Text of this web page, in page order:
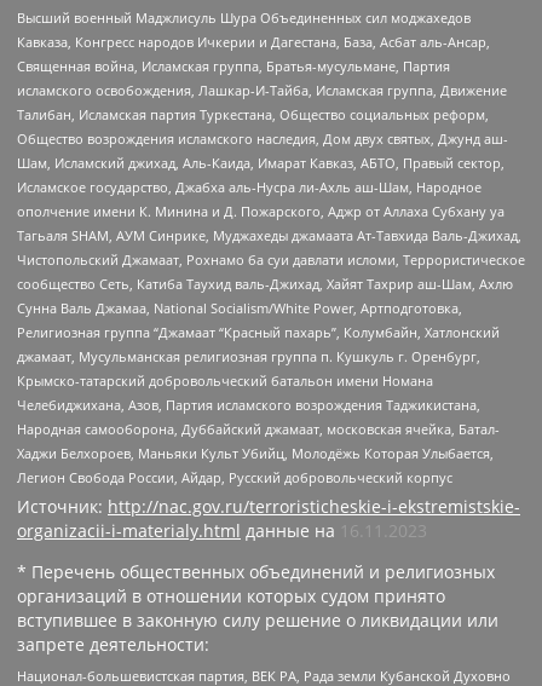
Высший военный Маджлисуль Шура Объединенных сил моджахедов
Кавказа, Конгресс народов Ичкерии и Дагестана, База, Асбат аль-Ансар,
Священная война, Исламская группа, Братья-мусульмане, Партия
исламского освобождения, Лашкар-И-Тайба, Исламская группа, Движение
Талибан, Исламская партия Туркестана, Общество социальных реформ,
Общество возрождения исламского наследия, Дом двух святых, Джунд аш-
Шам, Исламский джихад, Аль-Каида, Имарат Кавказ, АБТО, Правый сектор,
Исламское государство, Джабха аль-Нусра ли-Ахль аш-Шам, Народное
ополчение имени К. Минина и Д. Пожарского, Аджр от Аллаха Субхану уа
Тагьаля SHAM, АУМ Синрике, Муджахеды джамаата Ат-Тавхида Валь-Джихад,
Чистопольский Джамаат, Рохнамо ба суи давлати исломи, Террористическое
сообщество Сеть, Катиба Таухид валь-Джихад, Хайят Тахрир аш-Шам, Ахлю
Сунна Валь Джамаа, National Socialism/White Power, Артподготовка,
Религиозная группа “Джамаат “Красный пахарь”, Колумбайн, Хатлонский
джамаат, Мусульманская религиозная группа п. Кушкуль г. Оренбург,
Крымско-татарский добровольческий батальон имени Номана
Челебиджихана, Азов, Партия исламского возрождения Таджикистана,
Народная самооборона, Дуббайский джамаат, московская ячейка, Батал-
Хаджи Белхороев, Маньяки Культ Убийц, Молодёжь Которая Улыбается,
Легион Свобода России, Айдар, Русский добровольческий корпус
Источник: http://nac.gov.ru/terroristicheskie-i-ekstremistskie-
organizacii-i-materialy.html данные на
16.11.2023
* Перечень общественных объединений и религиозных
организаций в отношении которых судом принято
вступившее в законную силу решение о ликвидации или
запрете деятельности:
Национал-большевистская партия, ВЕК РА, Рада земли Кубанской Духовно